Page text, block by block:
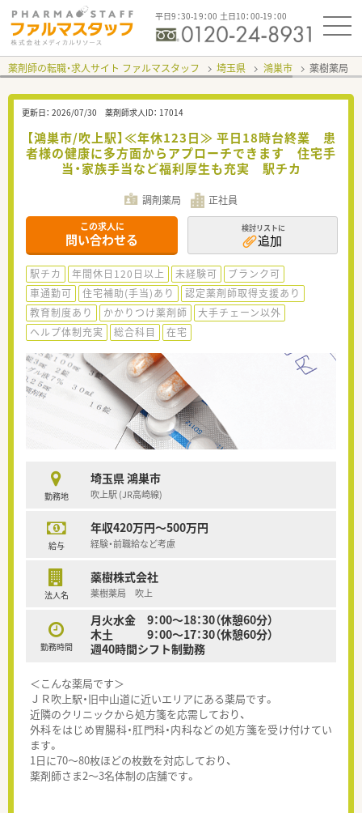
平日9：30-19：00 土日10：00-19：00
薬剤師の転職・求人サイト ファルマスタッフ 埼玉県 鴻巣市 薬樹薬局
更新日： 2026/07/30 薬剤師求人ID： 17014
【鴻巣市/吹上駅】≪年休123日≫ 平日18時台終業 患
者様の健康に多方面からアプローチできます 住宅手
当・家族手当など福利厚生も充実 駅チカ
調剤薬局 正社員
この求人に
問い合わせる
検討リストに
追加
駅チカ 年間休日120日以上 未経験可
ブランク可
車通勤可
住宅補助(手当)あり
認定薬剤師取得支援あり
教育制度あり
かかりつけ薬剤師
大手チェーン以外
ヘルプ体制充実
総合科目 在宅
勤務地
埼玉県 鴻巣市
吹上駅 (JR高崎線)
給与
年収420万円～500万円
経験・前職給など考慮
法人名
薬樹株式会社
薬樹薬局 吹上
勤務時間
月火水金 9：00～18：30（休憩60分）
木土 9：00～17：30（休憩60分）
週40時間シフト制勤務
＜こんな薬局です＞
ＪＲ吹上駅・旧中山道に近いエリアにある薬局です。
近隣のクリニックから処方箋を応需しており、
外科をはじめ胃腸科・肛門科・内科などの処方箋を受け付けてい
ます。
1日に70～80枚ほどの枚数を対応しており、
薬剤師さま2～3名体制の店舗です。